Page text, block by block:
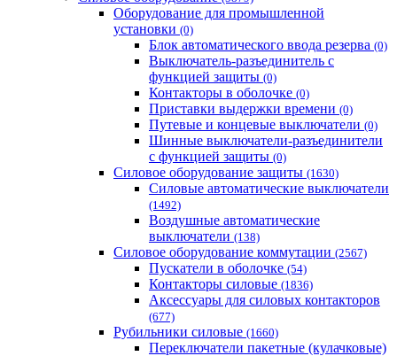
Оборудование для промышленной
установки (0)
Блок автоматического ввода резерва (0)
Выключатель-разъединитель с
функцией защиты (0)
Контакторы в оболочке (0)
Приставки выдержки времени (0)
Путевые и концевые выключатели (0)
Шинные выключатели-разъединители
с функцией защиты (0)
Силовое оборудование защиты (1630)
Силовые автоматические выключатели
(1492)
Воздушные автоматические
выключатели (138)
Силовое оборудование коммутации (2567)
Пускатели в оболочке (54)
Контакторы силовые (1836)
Аксессуары для силовых контакторов
(677)
Рубильники силовые (1660)
Переключатели пакетные (кулачковые)